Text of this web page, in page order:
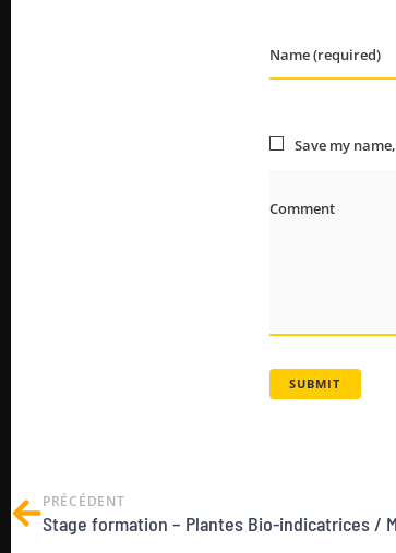
Name (required)
Save my
Comment
PRÉCÉDENT
Stage formation – Plantes Bio-indicatrices /